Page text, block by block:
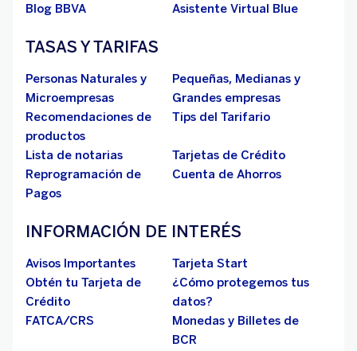
Blog BBVA
Asistente Virtual Blue
TASAS Y TARIFAS
Personas Naturales y
Microempresas
Pequeñas, Medianas y
Grandes empresas
Recomendaciones de
productos
Tips del Tarifario
Lista de notarias
Tarjetas de Crédito
Reprogramación de
Pagos
Cuenta de Ahorros
INFORMACIÓN DE INTERÉS
Avisos Importantes
Tarjeta Start
Obtén tu Tarjeta de
Crédito
¿Cómo protegemos tus
datos?
FATCA/CRS
Monedas y Billetes de
BCR